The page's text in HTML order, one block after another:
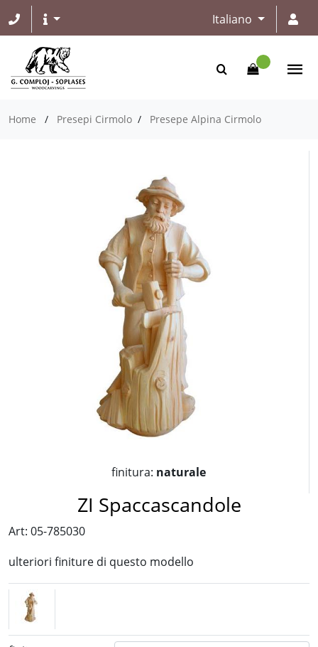
Italiano
Home / Presepi Cirmolo / Presepe Alpina Cirmolo
finitura: naturale
ZI Spaccascandole
Art: 05-785030
ulteriori finiture di questo modello